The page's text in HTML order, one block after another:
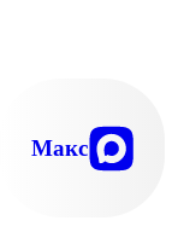
Макс